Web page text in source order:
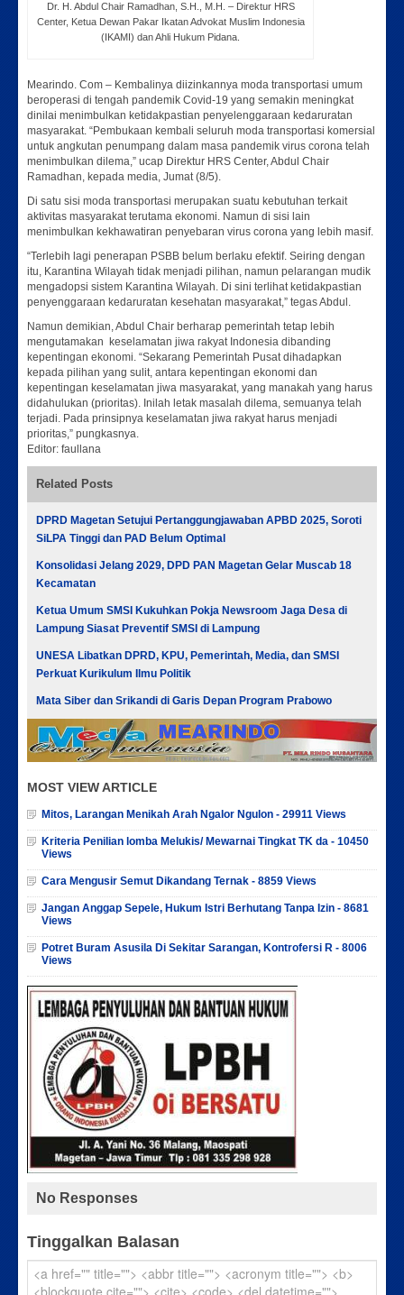
Dr. H. Abdul Chair Ramadhan, S.H., M.H. – Direktur HRS
Center, Ketua Dewan Pakar Ikatan Advokat Muslim Indonesia
(IKAMI) dan Ahli Hukum Pidana.
Mearindo. Com – Kembalinya diizinkannya moda transportasi umum
beroperasi di tengah pandemik Covid-19 yang semakin meningkat
dinilai menimbulkan ketidakpastian penyelenggaraan kedaruratan
masyarakat. “Pembukaan kembali seluruh moda transportasi komersial
untuk angkutan penumpang dalam masa pandemik virus corona telah
menimbulkan dilema,” ucap Direktur HRS Center, Abdul Chair
Ramadhan, kepada media, Jumat (8/5).
Di satu sisi moda transportasi merupakan suatu kebutuhan terkait
aktivitas masyarakat terutama ekonomi. Namun di sisi lain
menimbulkan kekhawatiran penyebaran virus corona yang lebih masif.
“Terlebih lagi penerapan PSBB belum berlaku efektif. Seiring dengan
itu, Karantina Wilayah tidak menjadi pilihan, namun pelarangan mudik
mengadopsi sistem Karantina Wilayah. Di sini terlihat ketidakpastian
penyenggaraan kedaruratan kesehatan masyarakat,” tegas Abdul.
Namun demikian, Abdul Chair berharap pemerintah tetap lebih
mengutamakan keselamatan jiwa rakyat Indonesia dibanding
kepentingan ekonomi. “Sekarang Pemerintah Pusat dihadapkan
kepada pilihan yang sulit, antara kepentingan ekonomi dan
kepentingan keselamatan jiwa masyarakat, yang manakah yang harus
didahulukan (prioritas). Inilah letak masalah dilema, semuanya telah
terjadi. Pada prinsipnya keselamatan jiwa rakyat harus menjadi
prioritas,” pungkasnya.
Editor: faullana
Related Posts
DPRD Magetan Setujui Pertanggungjawaban APBD 2025, Soroti
SiLPA Tinggi dan PAD Belum Optimal
Konsolidasi Jelang 2029, DPD PAN Magetan Gelar Muscab 18
Kecamatan
Ketua Umum SMSI Kukuhkan Pokja Newsroom Jaga Desa di
Lampung Siasat Preventif SMSI di Lampung
UNESA Libatkan DPRD, KPU, Pemerintah, Media, dan SMSI
Perkuat Kurikulum Ilmu Politik
Mata Siber dan Srikandi di Garis Depan Program Prabowo
MOST VIEW ARTICLE
Mitos, Larangan Menikah Arah Ngalor Ngulon - 29911 Views
Kriteria Penilian lomba Melukis/ Mewarnai Tingkat TK da - 10450
Views
Cara Mengusir Semut Dikandang Ternak - 8859 Views
Jangan Anggap Sepele, Hukum Istri Berhutang Tanpa Izin - 8681
Views
Potret Buram Asusila Di Sekitar Sarangan, Kontrofersi R - 8006
Views
No Responses
Tinggalkan Balasan